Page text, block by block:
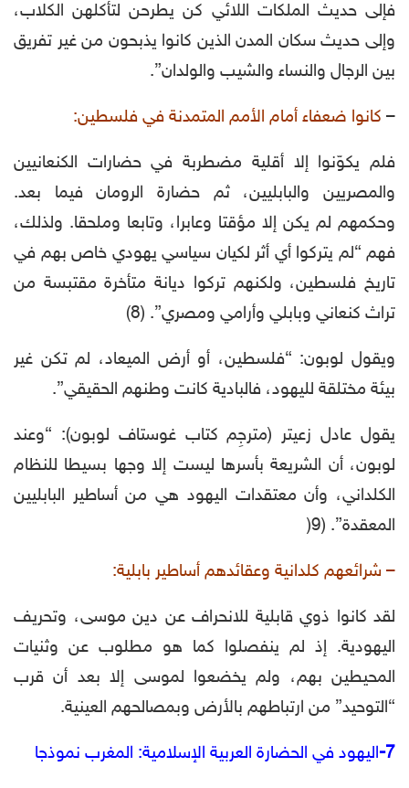
فإلى حديث الملكات اللائي كن يطرحن لتأكلهن الكلاب،
وإلى حديث سكان المدن الذين كانوا يذبحون من غير تفريق
بين الرجال والنساء والشيب والولدان”.
– كانوا ضعفاء أمام الأمم المتمدنة في فلسطين:
فلم يكوّنوا إلا أقلية مضطربة في حضارات الكنعانيين
والمصريين والبابليين، ثم حضارة الرومان فيما بعد.
وحكمهم لم يكن إلا مؤقتا وعابرا، وتابعا وملحقا. ولذلك،
فهم “لم يتركوا أي أثر لكيان سياسي يهودي خاص بهم في
تاريخ فلسطين، ولكنهم تركوا ديانة متأخرة مقتبسة من
تراث كنعاني وبابلي وأرامي ومصري”. (8)
ويقول لوبون: “فلسطين، أو أرض الميعاد، لم تكن غير
بيئة مختلقة لليهود، فالبادية كانت وطنهم الحقيقي”.
يقول عادل زعيتر (مترجِم كتاب غوستاف لوبون): “وعند
لوبون، أن الشريعة بأسرها ليست إلا وجها بسيطا للنظام
الكلداني، وأن معتقدات اليهود هي من أساطير البابليين
المعقدة”. (9(
– شرائعهم كلدانية وعقائدهم أساطير بابلية:
لقد كانوا ذوي قابلية للانحراف عن دين موسى، وتحريف
اليهودية. إذ لم ينفصلوا كما هو مطلوب عن وثنيات
المحيطين بهم، ولم يخضعوا لموسى إلا بعد أن قرب
“التوحيد” من ارتباطهم بالأرض وبمصالحهم العينية.
7- اليهود في الحضارة العربية الإسلامية: المغرب نموذجا